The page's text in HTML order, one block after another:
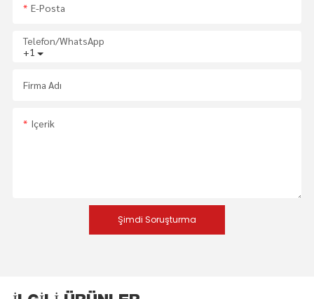
E-Posta
+1
Telefon/WhatsApp
Firma Adı
Içerik
Şimdi Soruşturma